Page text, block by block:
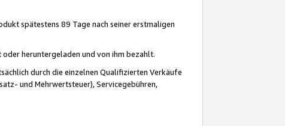
spätestens 89 Tage nach seiner erstmaligen
heruntergeladen und von ihm bezahlt.
durch die einzelnen Qualifizierten Verkäufe
und Mehrwertsteuer), Servicegebühren,